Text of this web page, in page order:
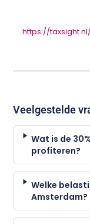
https://
Veelgestelde
Wat is de
profiteren?
Welke
Amsterdam?